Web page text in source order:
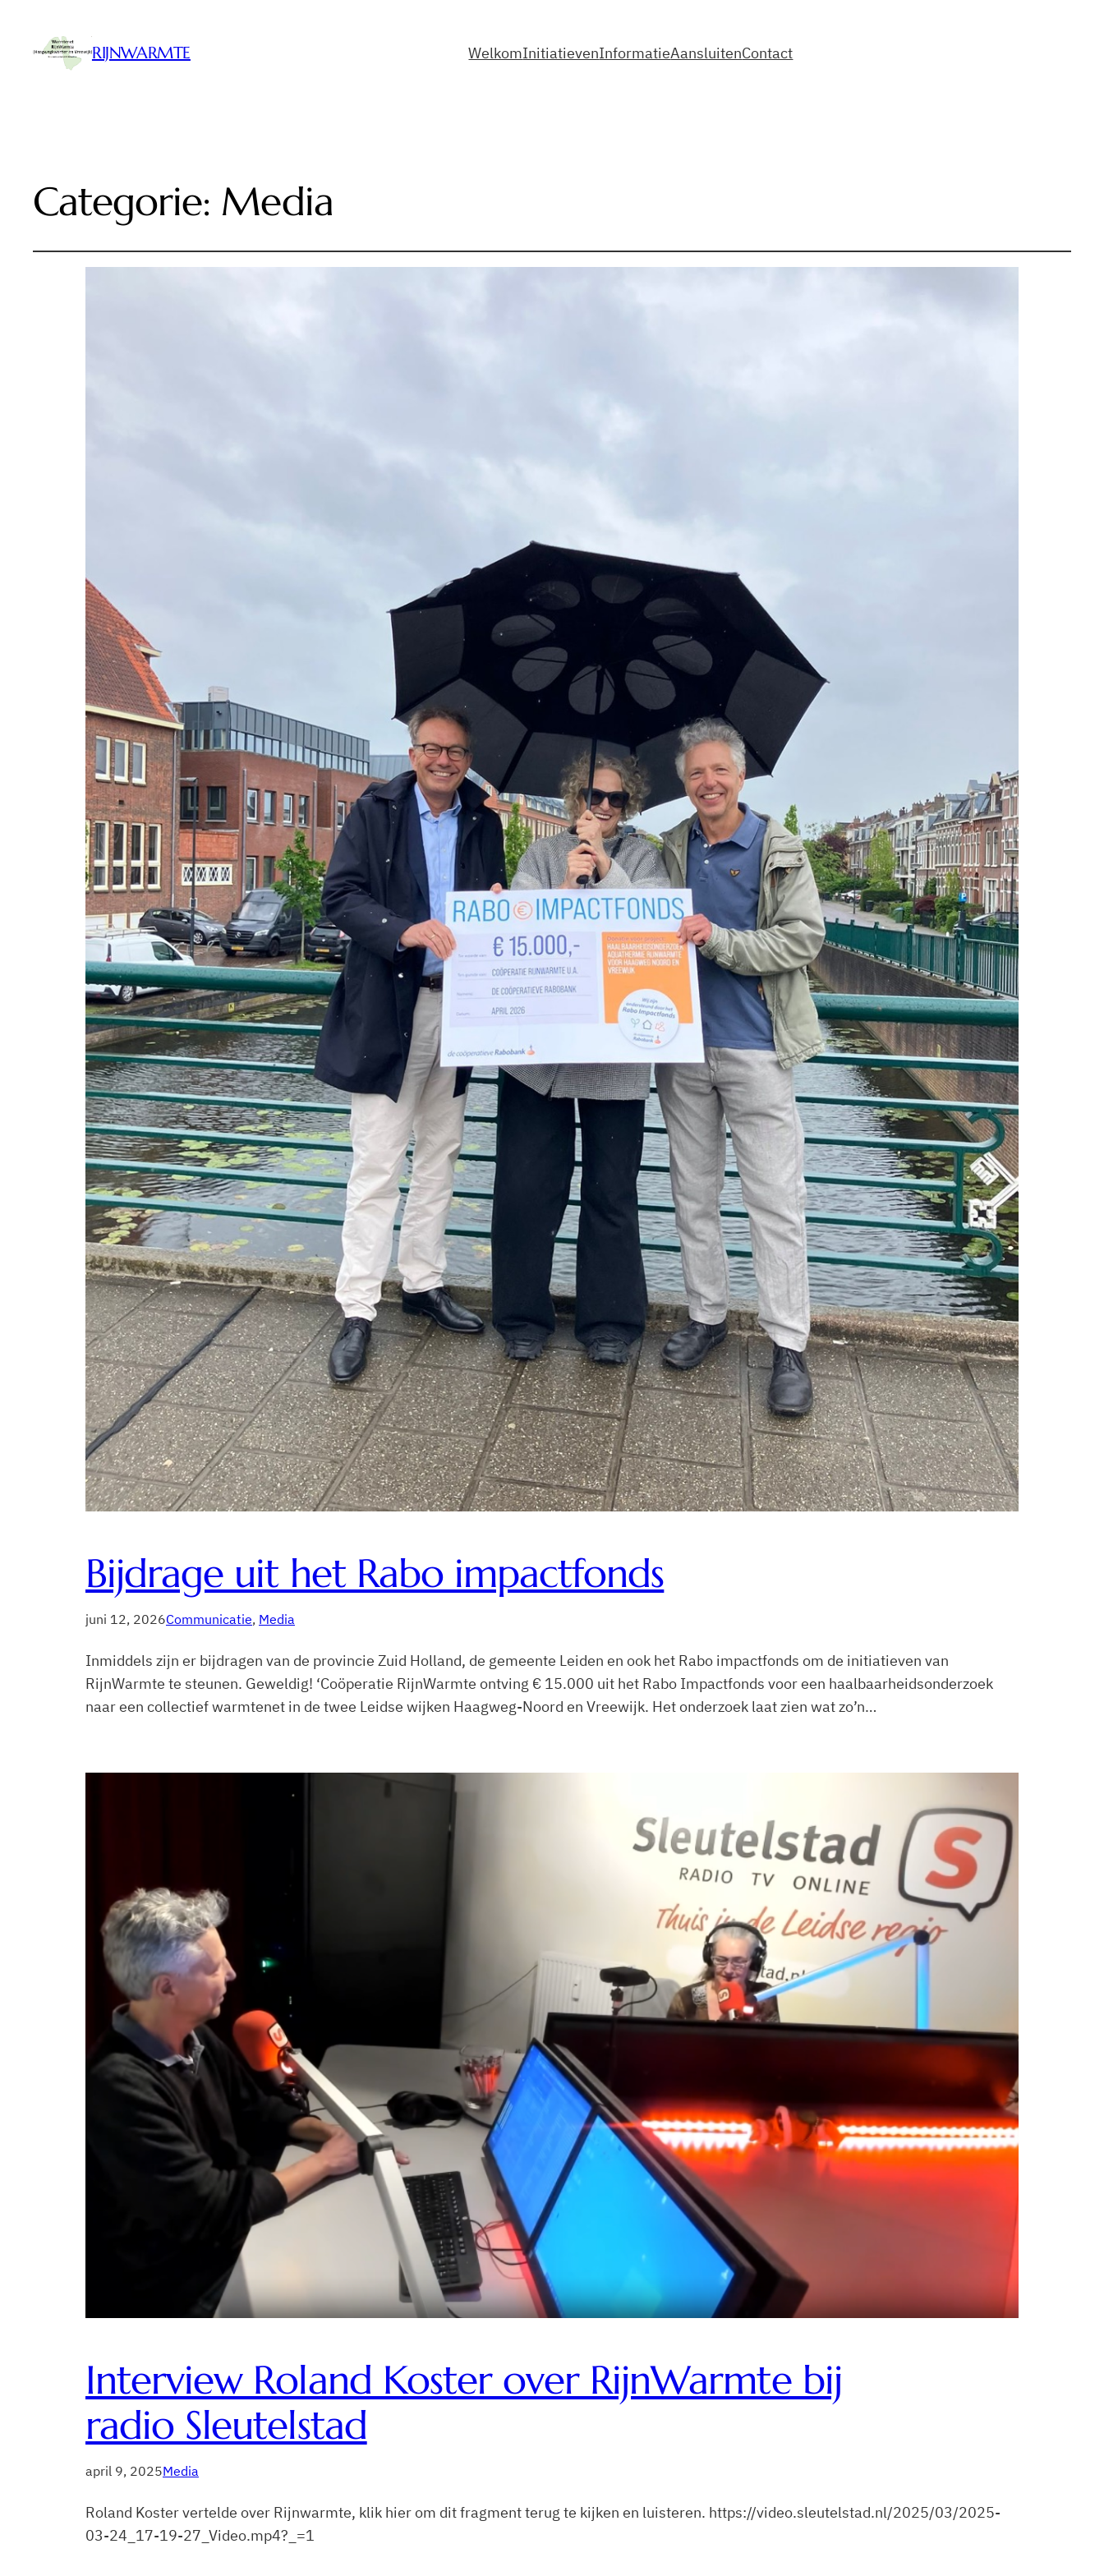
RIJNWARMTE WelkomInitiatievenInformatieAansluitenContact
Categorie: Media
Bijdrage uit het Rabo impactfonds
juni 12, 2026Communicatie, Media
Inmiddels zijn er bijdragen van de provincie Zuid Holland, de gemeente Leiden en ook het Rabo impactfonds om de initiatieven van
RijnWarmte te steunen. Geweldig! ‘Coöperatie RijnWarmte ontving € 15.000 uit het Rabo Impactfonds voor een haalbaarheidsonderzoek
naar een collectief warmtenet in de twee Leidse wijken Haagweg-Noord en Vreewijk. Het onderzoek laat zien wat zo’n…
Interview Roland Koster over RijnWarmte bij
radio Sleutelstad
april 9, 2025Media
Roland Koster vertelde over Rijnwarmte, klik hier om dit fragment terug te kijken en luisteren. https://video.sleutelstad.nl/2025/03/2025-
03-24_17-19-27_Video.mp4?_=1